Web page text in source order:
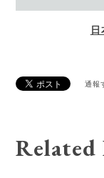
通報
Related